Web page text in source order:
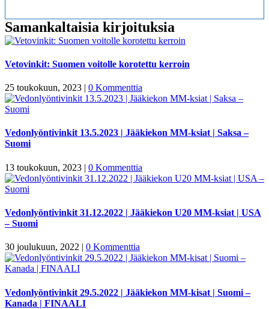
Samankaltaisia kirjoituksia
Vetovinkit: Suomen voitolle korotettu kerroin
25 toukokuun, 2023 | 0 Kommenttia
Vedonlyöntivinkit 13.5.2023 | Jääkiekon MM-ksiat | Saksa –
Suomi
13 toukokuun, 2023 | 0 Kommenttia
Vedonlyöntivinkit 31.12.2022 | Jääkiekon U20 MM-ksiat | USA
– Suomi
30 joulukuun, 2022 | 0 Kommenttia
Vedonlyöntivinkit 29.5.2022 | Jääkiekon MM-kisat | Suomi –
Kanada | FINAALI